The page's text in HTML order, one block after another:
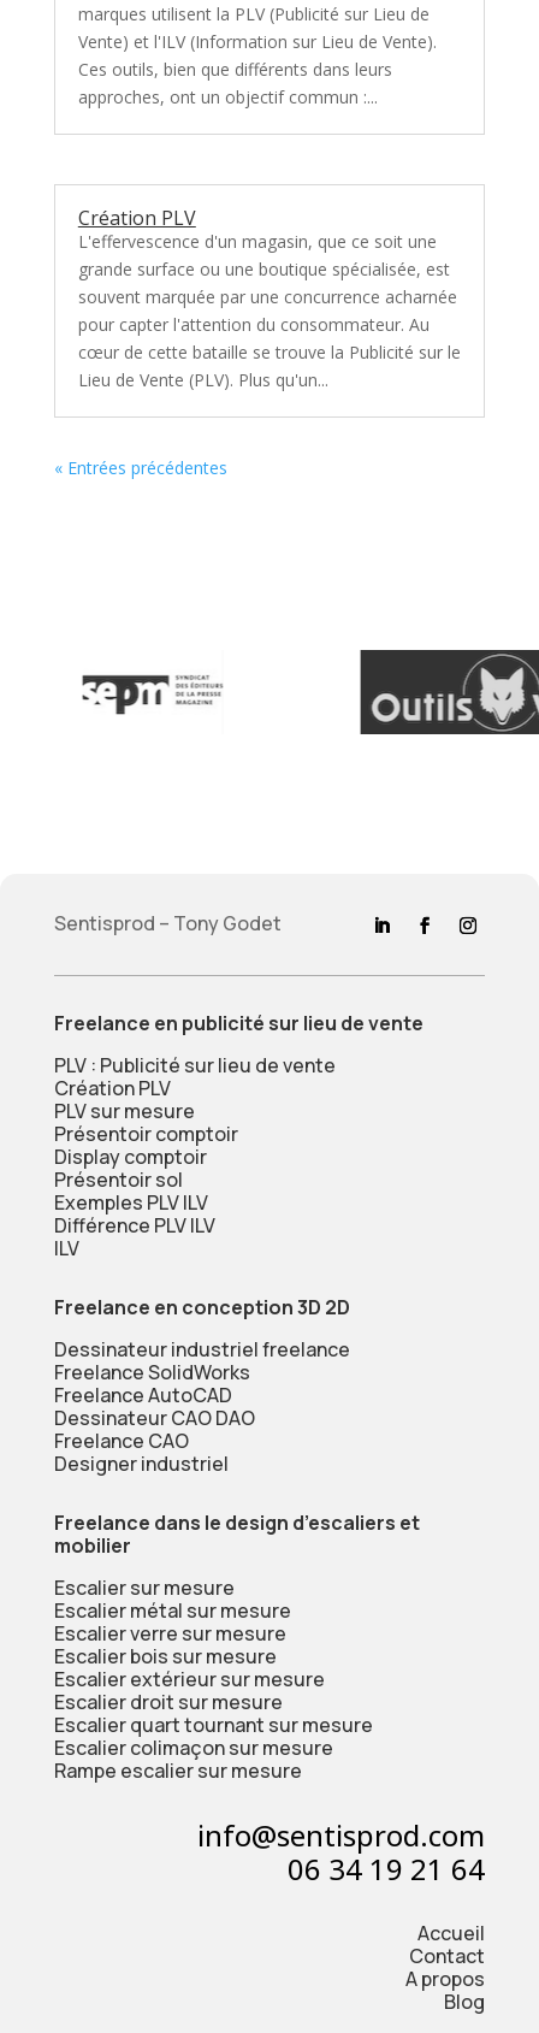
marques utilisent la PLV (Publicité sur Lieu de
Vente) et l'ILV (Information sur Lieu de Vente).
Ces outils, bien que différents dans leurs
approches, ont un objectif commun :...
Création PLV
L'effervescence d'un magasin, que ce soit une
grande surface ou une boutique spécialisée, est
souvent marquée par une concurrence acharnée
pour capter l'attention du consommateur. Au
cœur de cette bataille se trouve la Publicité sur le
Lieu de Vente (PLV). Plus qu'un...
« Entrées précédentes
Sentisprod – Tony Godet
Freelance en publicité sur lieu de vente
PLV : Publicité sur lieu de vente
Création PLV
PLV sur mesure
Présentoir comptoir
Display comptoir
Présentoir sol
Exemples PLV ILV
Différence PLV ILV
ILV
Freelance en conception 3D 2D
Dessinateur industriel freelance
Freelance SolidWorks
Freelance AutoCAD
Dessinateur CAO DAO
Freelance CAO
Designer industriel
Freelance dans le design d’escaliers et
mobilier
Escalier sur mesure
Escalier métal sur mesure
Escalier verre sur mesure
Escalier bois sur mesure
Escalier extérieur sur mesure
Escalier droit sur mesure
Escalier quart tournant sur mesure
Escalier colimaçon sur mesure
Rampe escalier sur mesure
info@sentisprod.com
06 34 19 21 64
Accueil
Contact
A propos
Blog